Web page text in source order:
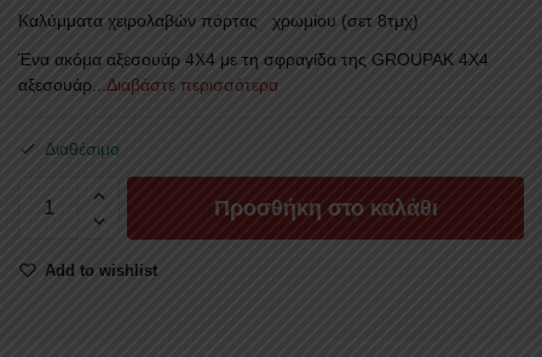
Καλύμματα χειρολαβών πόρτας χρωμίου (σετ 8τμχ)
Ένα ακόμα αξεσουάρ 4Χ4 με τη σφραγίδα της GROUPAK 4Χ4
αξεσουάρ ...Διαβάστε περισσότερα
Διαθέσιμο
ΚΑΛΥΜΜΑΤΑ
ΧΕΙΡΟΛΑΒΩΝ
HAND
Προσθήκη στο καλάθι
Add to wishlist